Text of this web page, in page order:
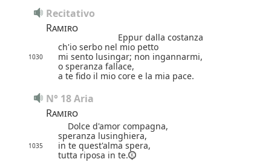
Recitativo
Ramiro
Eppur dalla costanza
ch'io serbo nel mio petto
1030
mi sento lusingar; non ingannarmi,
o speranza fallace,
a te fido il mio core e la mia pace.
N° 18 Aria
Ramiro
Dolce d'amor compagna,
speranza lusinghiera,
1035
in te quest'alma spera,
tutta riposa in te.